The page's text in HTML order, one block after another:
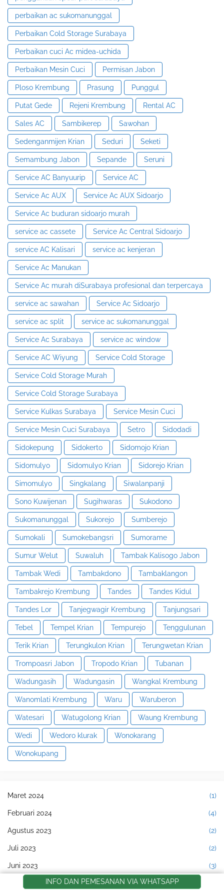
perbaikan ac sukomanunggal
Perbaikan Cold Storage Surabaya
Perbaikan cuci Ac midea-uchida
Perbaikan Mesin Cuci Permisan Jabon
Ploso Krembung Prasung Punggul
Putat Gede Rejeni Krembung Rental AC
Sales AC Sambikerep Sawohan
Sedenganmijen Krian Seduri Seketi
Semambung Jabon Sepande Seruni
Service AC Banyuurip Service AC
Service Ac AUX Service Ac AUX Sidoarjo
Service Ac buduran sidoarjo murah
service ac cassete Service Ac Central Sidoarjo
service AC Kalisari service ac kenjeran
Service Ac Manukan
Service Ac murah diSurabaya profesional dan terpercaya
service ac sawahan Service Ac Sidoarjo
service ac split service ac sukomanunggal
Service Ac Surabaya service ac window
Service AC Wiyung Service Cold Storage
Service Cold Storage Murah
Service Cold Storage Surabaya
Service Kulkas Surabaya Service Mesin Cuci
Service Mesin Cuci Surabaya Setro Sidodadi
Sidokepung Sidokerto Sidomojo Krian
Sidomulyo Sidomulyo Krian Sidorejo Krian
Simomulyo Singkalang Siwalanpanji
Sono Kuwijenan Sugihwaras Sukodono
Sukomanunggal Sukorejo Sumberejo
Sumokali Sumokebangsri Sumorame
Sumur Welut Suwaluh Tambak Kalisogo Jabon
Tambak Wedi Tambakdono Tambaklangon
Tambakrejo Krembung Tandes Tandes Kidul
Tandes Lor Tanjegwagir Krembung Tanjungsari
Tebel Tempel Krian Tempurejo Tenggulunan
Terik Krian Terungkulon Krian Terungwetan Krian
Trompoasri Jabon Tropodo Krian Tubanan
Wadungasih Wadungasin Wangkal Krembung
Wanomlati Krembung Waru Waruberon
Watesari Watugolong Krian Waung Krembung
Wedi Wedoro klurak Wonokarang
Wonokupang
Maret 2024 (1)
Februari 2024 (4)
Agustus 2023 (2)
Juli 2023 (2)
Juni 2023 (3)
INFO DAN PEMESANAN VIA WHATSAPP